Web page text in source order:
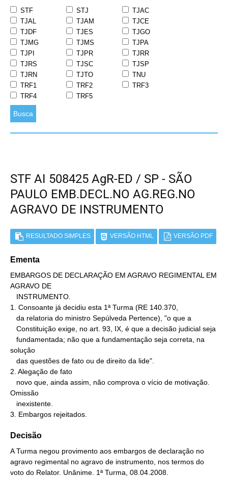
STF STJ
TJAC
TJAL
TJAM
TJCE
TJDF
TJES
TJGO
TJMG
TJMS
TJPA
TJPI
TJPR
TJRR
TJRS
TJSC
TJSP
TJRN
TJTO
TNU
TRF1
TRF2
TRF3
TRF4
TRF5
Busca
STF AI 508425 AgR-ED / SP - SÃO
PAULO EMB.DECL.NO AG.REG.NO
AGRAVO DE INSTRUMENTO
RESULTADO SIMPLES VERSÃO HTML VERSÃO PDF
Ementa
EMBARGOS DE DECLARAÇÃO EM AGRAVO REGIMENTAL EM
AGRAVO DE
1. Consoante já decidiu esta 1ª Turma (RE 140.370,
solução
2. Alegação de fato
Omissão
3. Embargos rejeitados.
Decisão
A Turma negou provimento aos embargos de declaração no
agravo regimental no agravo de instrumento, nos termos do
voto do Relator. Unânime. 1ª Turma, 08.04.2008.